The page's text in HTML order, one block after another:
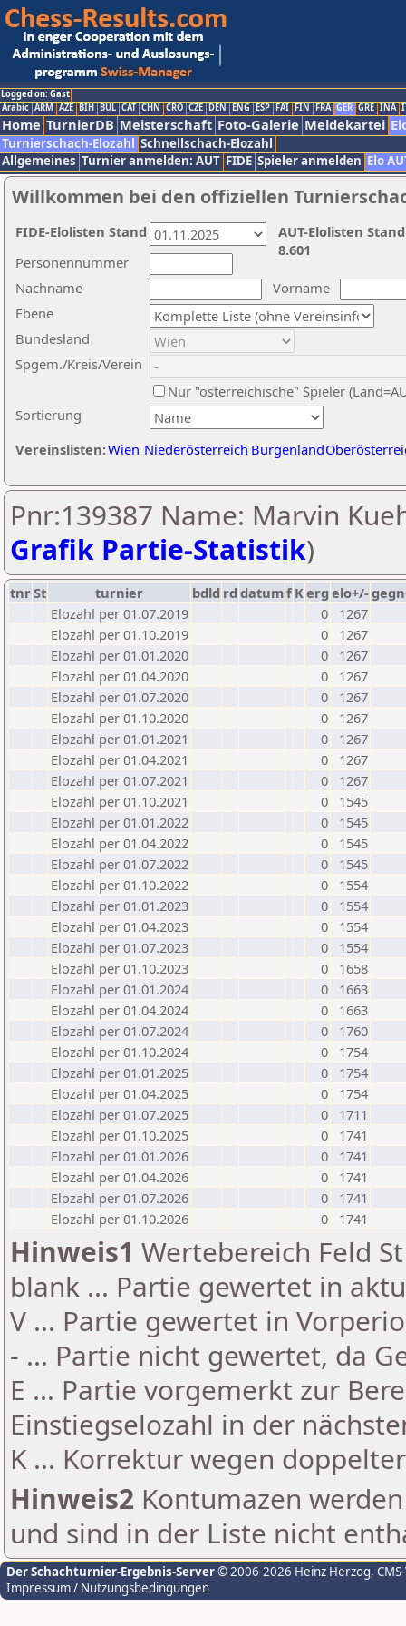
Logged on: Gast
Arabic ARM AZE BIH BUL CAT CHN CRO CZE DEN ENG ESP FAI FIN FRA GER GRE INA
Home TurnierDB Meisterschaft Foto-Galerie Meldekartei
Turnierschach-Elozahl Schnellschach-Elozahl
Allgemeines Turnier anmelden: AUT FIDE Spieler anmelden Elo
Willkommen bei den offiziellen
Nachname
Vorname
Ebene
Sortierung
Personennummer
Bundesland
Spgem./Kreis/Verein
Nur "österreichische" Spieler
Vereinslisten:Wien Niederösterreich Burgenland
AUT-Elolisten
8.601
FIDE-Elolisten Stand
Pnr:139387 Name: Marvin
Grafik Partie-Statistik)
tnrSt turnier bdld rd datumf Kerg elo+/-
Elozahl per 01.07.2019
0
1267
Elozahl per 01.10.2019
0
1267
Elozahl per 01.01.2020
0
1267
Elozahl per 01.04.2020
0
1267
Elozahl per 01.07.2020
0
1267
Elozahl per 01.10.2020
0
1267
Elozahl per 01.01.2021
0
1267
Elozahl per 01.04.2021
0
1267
Elozahl per 01.07.2021
0
1267
Elozahl per 01.10.2021
0
1545
Elozahl per 01.01.2022
0
1545
Elozahl per 01.04.2022
0
1545
Elozahl per 01.07.2022
0
1545
Elozahl per 01.10.2022
0
1554
Elozahl per 01.01.2023
0
1554
Elozahl per 01.04.2023
0
1554
Elozahl per 01.07.2023
0
1554
Elozahl per 01.10.2023
0
1658
Elozahl per 01.01.2024
0
1663
Elozahl per 01.04.2024
0
1663
Elozahl per 01.07.2024
0
1760
Elozahl per 01.10.2024
0
1754
Elozahl per 01.01.2025
0
1754
Elozahl per 01.04.2025
0
1754
Elozahl per 01.07.2025
0
1711
Elozahl per 01.10.2025
0
1741
Elozahl per 01.01.2026
0
1741
Elozahl per 01.04.2026
0
1741
Elozahl per 01.07.2026
0
1741
Elozahl per 01.10.2026
0 1741
Hinweis1 Wertebereich Feld
blank ... Partie gewertet in
V ... Partie gewertet in
- ... Partie nicht gewertet, da
E ... Partie vorgemerkt zur
Einstiegselozahl in der
K ... Korrektur wegen
Hinweis2 Kontumazen
und sind in der Liste nicht
Der Schachturnier-Ergebnis-Server© 2006-2026 Heinz Herzog,
Impressum / Nutzungsbedingungen